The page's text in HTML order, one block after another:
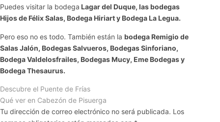
Puedes visitar la bodega Lagar del Duque, las bodegas
Hijos de Félix Salas, Bodega Hiriart y Bodega La Legua.
Pero eso no es todo. También están la bodega Remigio de
Salas Jalón, Bodegas Salvueros, Bodegas Sinforiano,
Bodega Valdelosfrailes, Bodegas Mucy, Eme Bodegas y
Bodega Thesaurus.
Descubre el Puente de Frías
Qué ver en Cabezón de Pisuerga
Tu dirección de correo electrónico no será publicada. Los